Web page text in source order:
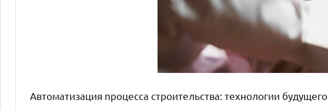
Автоматизация процесса строительства: технологии будущего